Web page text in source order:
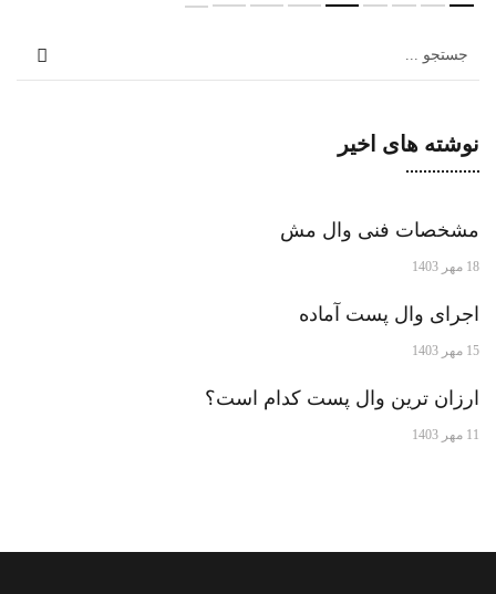
نوشته های اخیر
مشخصات فنی وال مش
18 مهر 1403
اجرای وال پست آماده
15 مهر 1403
ارزان ترین وال پست کدام است؟
11 مهر 1403